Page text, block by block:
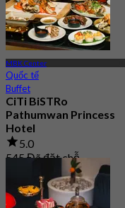
MBK Center
Quốc tế
Buffet
CiTi BiSTRo
Pathumwan Princess
Hotel
5.0
545 Đã đặt chỗ